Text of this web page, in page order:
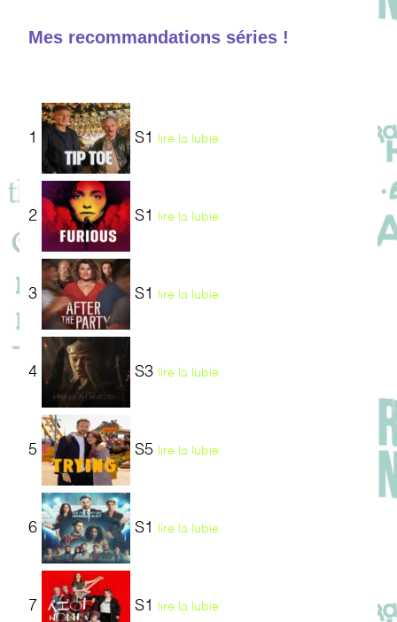
Mes recommandations séries !
1 S1 lire la lubie
2 S1 lire la lubie
3 S1 lire la lubie
4 S3 lire la lubie
5 S5 lire la lubie
6 S1 lire la lubie
7 S1 lire la lubie